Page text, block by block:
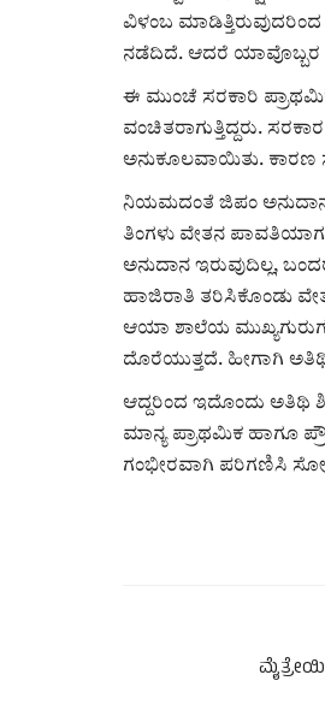
ವಿಳಂಬ ಮಾಡಿತ್ತಿರುವುದರಿಂದ
ನಡೆದಿದೆ. ಆದರೆ ಯಾವೊಬ್ಬರ
ಈ ಮುಂಚೆ ಸರಕಾರಿ
ವಂಚಿತರಾಗುತ್ತಿದ್ದರು.
ಅನುಕೂಲವಾಯಿತು. ಕಾರಣ
ನಿಯಮದಂತೆ ಜಿಪಂ
ತಿಂಗಳು ವೇತನ
ಅನುದಾನ ಇರುವುದಿಲ್ಲ,
ಹಾಜಿರಾತಿ ತರಿಸಿಕೊಂಡು
ಆಯಾ ಶಾಲೆಯ
ದೊರೆಯುತ್ತದೆ. ಹೀಗಾಗಿ
ಆದ್ದರಿಂದ ಇದೊಂದು ಅತಿಥಿ
ಮಾನ್ಯ ಪ್ರಾಥಮಿಕ ಹಾಗೂ
ಗಂಭೀರವಾಗಿ ಪರಿಗಣಿಸಿ